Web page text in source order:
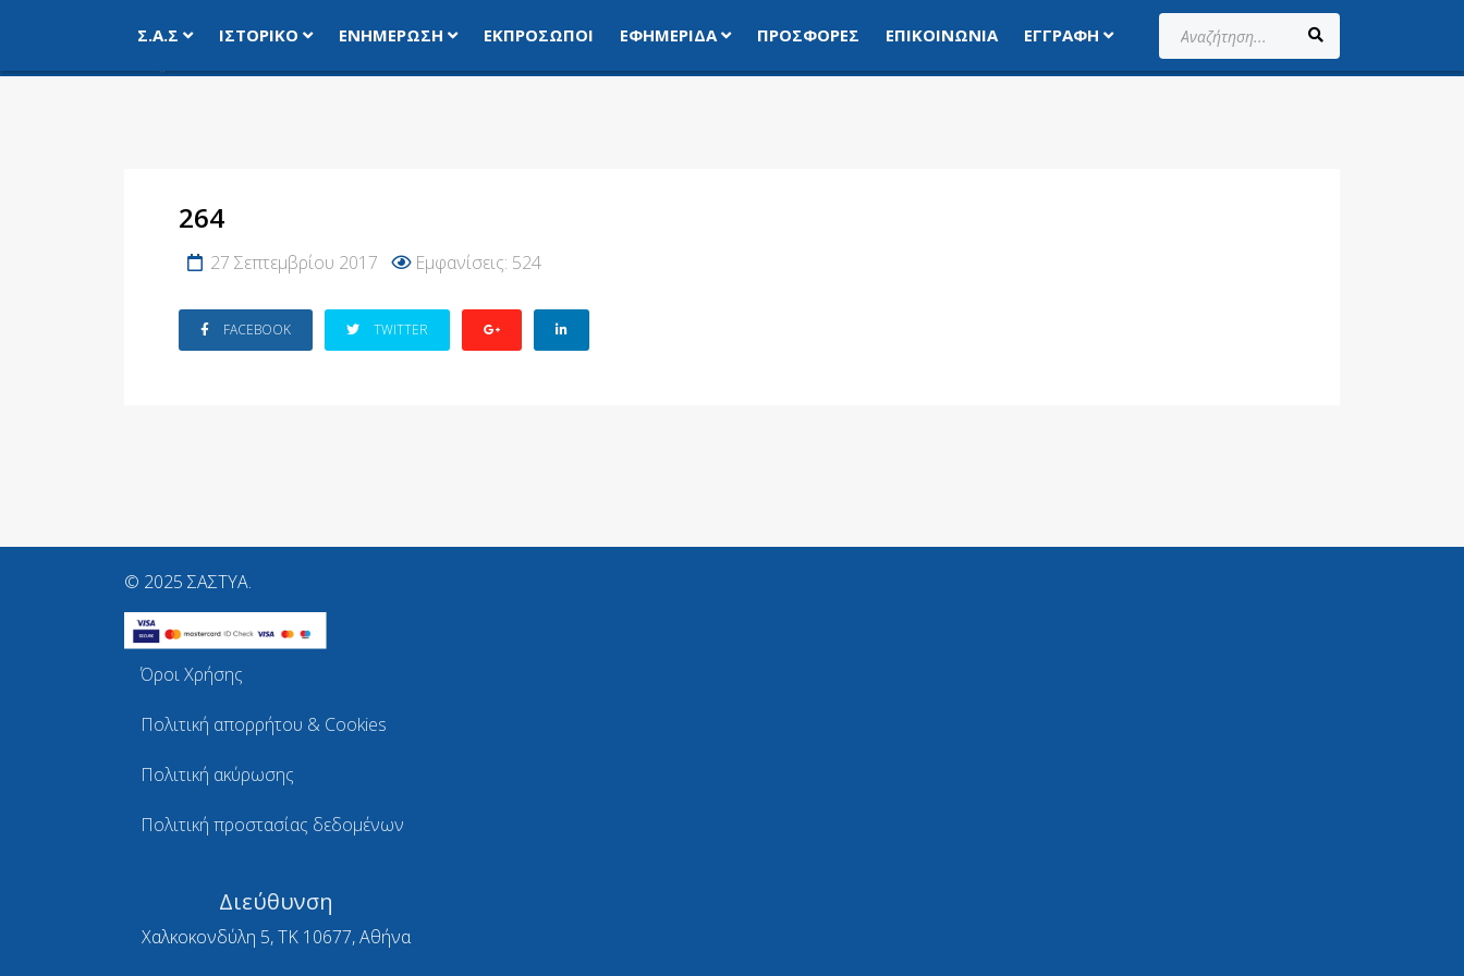
Σ.Α.Σ ΙΣΤΟΡΙΚΌ ΕΝΗΜΈΡΩΣΗ ΕΚΠΡΌΣΩΠΟΙ ΕΦΗΜΕΡΊΔΑ ΠΡΟΣΦΟΡΈΣ ΕΠΙΚΟΙΝΩΝΊΑ ΕΓΓΡΑΦΉ Αναζήτηση...
264
27 Σεπτεμβρίου 2017 Εμφανίσεις: 524
FACEBOOK TWITTER
© 2025 ΣΑΣΤΥΑ.
Όροι Χρήσης
Πολιτική απορρήτου & Cookies
Πολιτική ακύρωσης
Πολιτική προστασίας δεδομένων
Διεύθυνση
Χαλκοκονδύλη 5, ΤΚ 10677, Αθήνα